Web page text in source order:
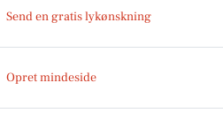
Send en gratis lykønskning
Opret mindeside